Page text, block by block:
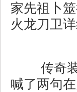
家先祖卜
火龙刀卫
传奇
喊了两句